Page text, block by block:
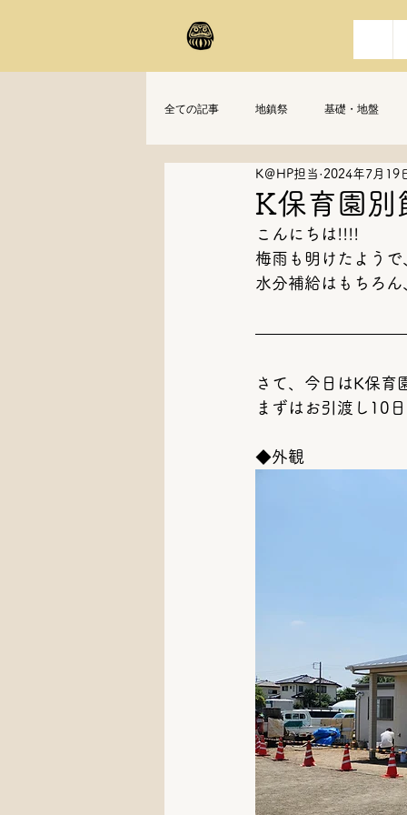
全ての記事 地鎮祭 基礎・地盤
K保育園別
K＠HP担当 2024年7月19
こんにちは!!!!
梅雨も明けたよう
水分補給はもちろ
さて、今日はK保育
まずはお引渡し10
◆外観